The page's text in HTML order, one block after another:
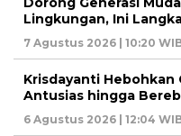
Lingkungan, Ini
7 Agustus 2026 | 10:20
Krisdayanti Hebohkan
Antusias hingga
6 Agustus 2026 | 12:04